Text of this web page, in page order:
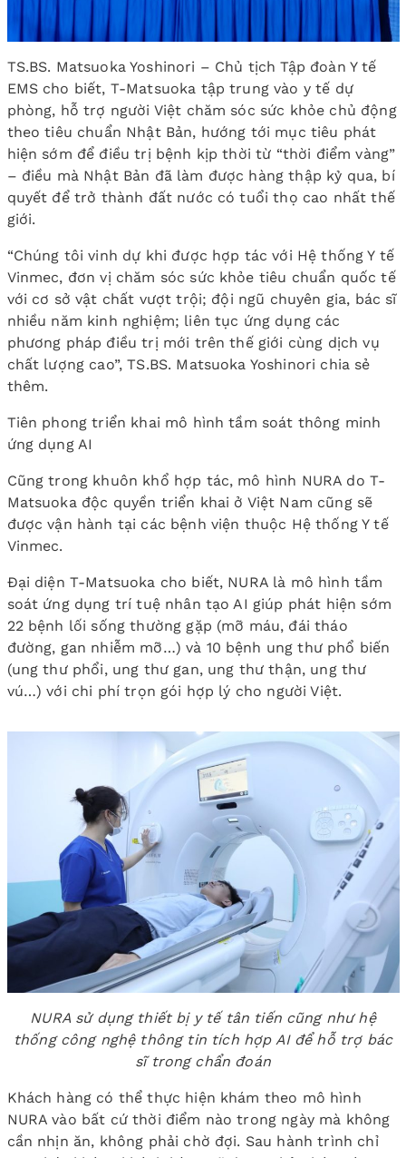
TS.BS. Matsuoka Yoshinori – Chủ tịch Tập đoàn Y tế
EMS cho biết, T-Matsuoka tập trung vào y tế dự
phòng, hỗ trợ người Việt chăm sóc sức khỏe chủ động
theo tiêu chuẩn Nhật Bản, hướng tới mục tiêu phát
hiện sớm để điều trị bệnh kịp thời từ “thời điểm vàng”
– điều mà Nhật Bản đã làm được hàng thập kỷ qua, bí
quyết để trở thành đất nước có tuổi thọ cao nhất thế
giới.
“Chúng tôi vinh dự khi được hợp tác với Hệ thống Y tế
Vinmec, đơn vị chăm sóc sức khỏe tiêu chuẩn quốc tế
với cơ sở vật chất vượt trội; đội ngũ chuyên gia, bác sĩ
nhiều năm kinh nghiệm; liên tục ứng dụng các
phương pháp điều trị mới trên thế giới cùng dịch vụ
chất lượng cao”, TS.BS. Matsuoka Yoshinori chia sẻ
thêm.
Tiên phong triển khai mô hình tầm soát thông minh
ứng dụng AI
Cũng trong khuôn khổ hợp tác, mô hình NURA do T-
Matsuoka độc quyền triển khai ở Việt Nam cũng sẽ
được vận hành tại các bệnh viện thuộc Hệ thống Y tế
Vinmec.
Đại diện T-Matsuoka cho biết, NURA là mô hình tầm
soát ứng dụng trí tuệ nhân tạo AI giúp phát hiện sớm
22 bệnh lối sống thường gặp (mỡ máu, đái tháo
đường, gan nhiễm mỡ…) và 10 bệnh ung thư phổ biến
(ung thư phổi, ung thư gan, ung thư thận, ung thư
vú…) với chi phí trọn gói hợp lý cho người Việt.
NURA sử dụng thiết bị y tế tân tiến cũng như hệ
thống công nghệ thông tin tích hợp AI để hỗ trợ bác
sĩ trong chẩn đoán
Khách hàng có thể thực hiện khám theo mô hình
NURA vào bất cứ thời điểm nào trong ngày mà không
cần nhịn ăn, không phải chờ đợi. Sau hành trình chỉ